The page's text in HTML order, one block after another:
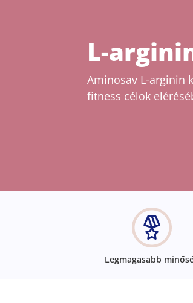
L-
Aminosav L-arginin
fitness célok
Legmagasabb